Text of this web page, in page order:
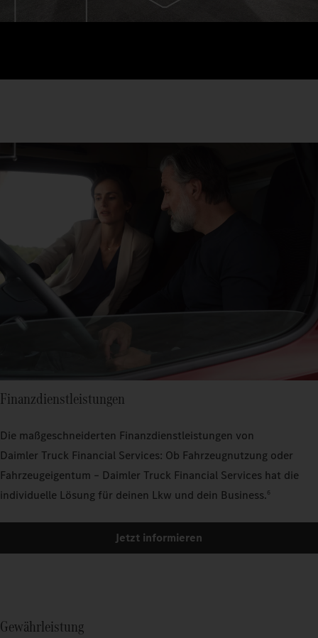
Finanzdienstleistungen
Die maßgeschneiderten Finanzdienstleistungen von
Daimler Truck Financial Services: Ob Fahrzeugnutzung oder
Fahrzeugeigentum – Daimler Truck Financial Services hat die
individuelle Lösung für deinen Lkw und dein Business.6
Jetzt informieren
Gewährleistung